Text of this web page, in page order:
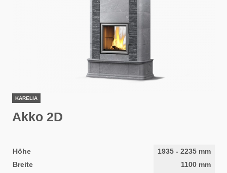
KARELIA
Akko 2D
Höhe 1935 - 2235 mm
Breite
1100 mm